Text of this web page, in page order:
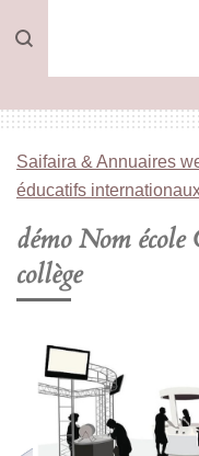
au
contenu
principal
Saifaira & Annuaires
éducatifs
démo Nom
collège